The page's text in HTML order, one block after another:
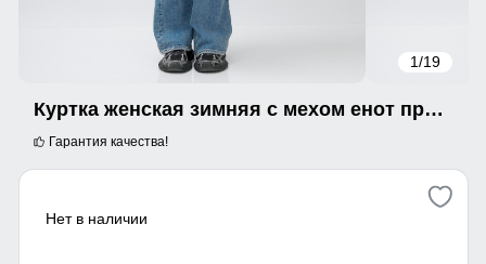
1/19
Куртка женская зимняя с мехом енот премиум класса черного цвета 871Ch
Гарантия качества!
Нет в наличии